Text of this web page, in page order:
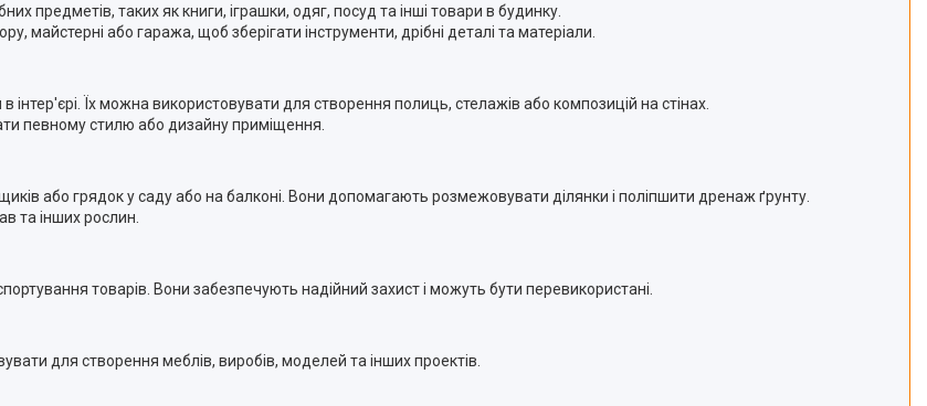
предметів, таких як книги, іграшки, одяг, посуд та інші товари в будинку.
майстерні або гаража, щоб зберігати інструменти, дрібні деталі та матеріали.
Їх можна використовувати для створення полиць, стелажів або композицій на стінах.
певному стилю або дизайну приміщення.
або грядок у саду або на балконі. Вони допомагають розмежовувати ділянки і поліпшити дренаж ґрунту.
та інших рослин.
товарів. Вони забезпечують надійний захист і можуть бути перевикористані.
для створення меблів, виробів, моделей та інших проектів.